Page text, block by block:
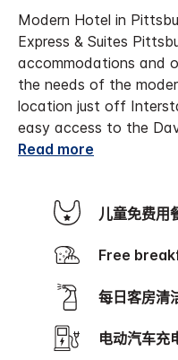
Modern Hotel in
Express & Suites
accommodations and
the needs of the
location just off
easy access to the
Read more
儿童免费用
Free
每日客房清
电动汽车